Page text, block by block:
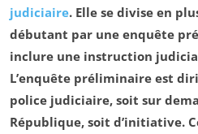
judiciaire. Elle se divise en
débutant par une enquête
inclure une instruction
L’enquête préliminaire est
police judiciaire, soit sur
République, soit d’initiative.